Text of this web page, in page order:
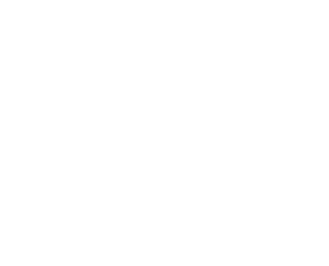
custo-efetivos e representam um investimento sustentável para os sistemas de saúde”
níveis elevados de Lp(a), revela estudo
mama triplo negativo metastático em doentes não elegíveis para inibidores PD-(L)1